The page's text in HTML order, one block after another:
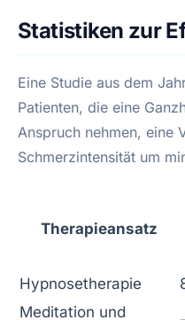
Statistiken zur
Eine Studie aus dem
Patienten, die eine
Anspruch nehmen, eine
Schmerzintensität um
Therapieansatz
Hypnosetherapie
Meditation und